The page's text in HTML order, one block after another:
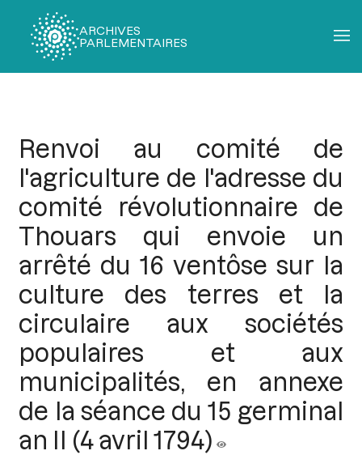
ARCHIVES
PARLEMENTAIRES
Renvoi au comité de
l'agriculture de l'adresse du
comité révolutionnaire de
Thouars qui envoie un
arrêté du 16 ventôse sur la
culture des terres et la
circulaire aux sociétés
populaires et aux
municipalités, en annexe
de la séance du 15 germinal
an II (4 avril 1794)